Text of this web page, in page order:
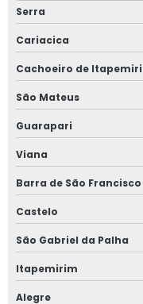
Medições elétricas
Medidor de energia
Orçamento de
Parametrização e
Perícia em
Preço laudo spda
Preço m2 projeto
Preço projeto elétrico
Serra
Cariacica
Cachoeiro de
São Mateus
Guarapari
Viana
Barra de São Francisco
Castelo
São Gabriel da Palha
Itapemirim
Alegre